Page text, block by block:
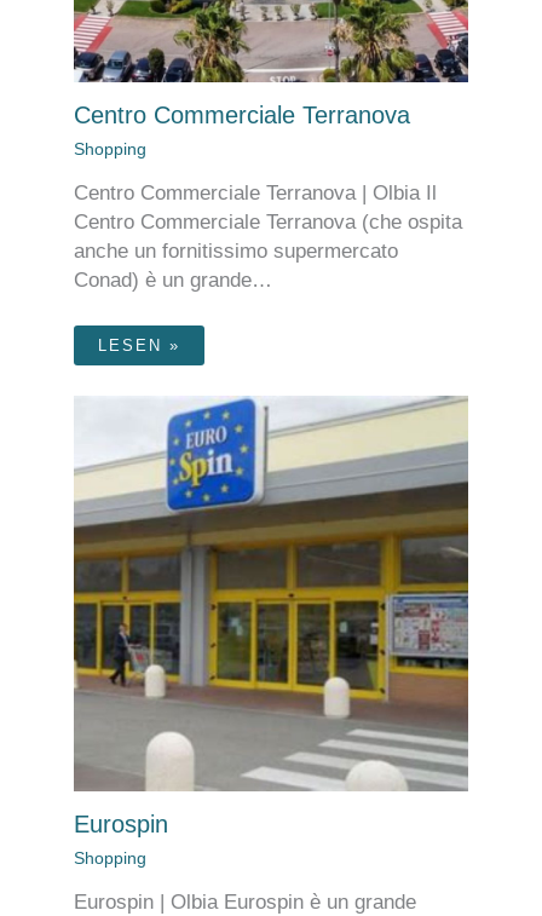
Centro Commerciale Terranova
Shopping
Centro Commerciale Terranova | Olbia Il
Centro Commerciale Terranova (che ospita
anche un fornitissimo supermercato
Conad) è un grande…
LESEN »
Eurospin
Shopping
Eurospin | Olbia Eurospin è un grande